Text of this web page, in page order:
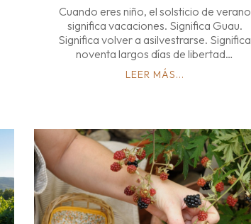
Cuando eres niño, el solsticio de verano
significa vacaciones. Significa Guau.
Significa volver a asilvestrarse. Significa
noventa largos días de libertad…
LEER MÁS...